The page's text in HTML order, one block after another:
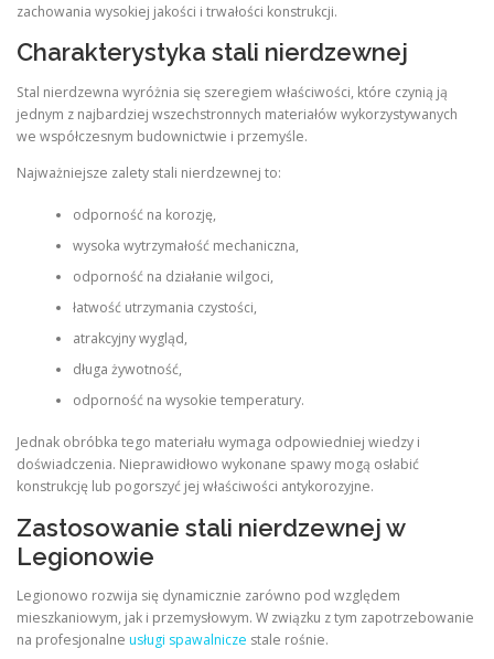
zachowania wysokiej jakości i trwałości konstrukcji.
Charakterystyka stali nierdzewnej
Stal nierdzewna wyróżnia się szeregiem właściwości, które czynią ją
jednym z najbardziej wszechstronnych materiałów wykorzystywanych
we współczesnym budownictwie i przemyśle.
Najważniejsze zalety stali nierdzewnej to:
odporność na korozję,
wysoka wytrzymałość mechaniczna,
odporność na działanie wilgoci,
łatwość utrzymania czystości,
atrakcyjny wygląd,
długa żywotność,
odporność na wysokie temperatury.
Jednak obróbka tego materiału wymaga odpowiedniej wiedzy i
doświadczenia. Nieprawidłowo wykonane spawy mogą osłabić
konstrukcję lub pogorszyć jej właściwości antykorozyjne.
Zastosowanie stali nierdzewnej w
Legionowie
Legionowo rozwija się dynamicznie zarówno pod względem
mieszkaniowym, jak i przemysłowym. W związku z tym zapotrzebowanie
na profesjonalne usługi spawalnicze stale rośnie.